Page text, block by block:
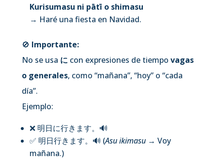
Kurisumasu ni pātī o shimasu
→ Haré una fiesta en Navidad.
🚫 Importante:
No se usa に con expresiones de tiempo vagas
o generales, como “mañana”, “hoy” o “cada
día”.
Ejemplo:
❌ 明日に行きます。 🔊
✅ 明日行きます。 🔊 (Asu ikimasu→ Voy
mañana.)